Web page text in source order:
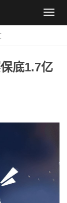
导
底1.7亿